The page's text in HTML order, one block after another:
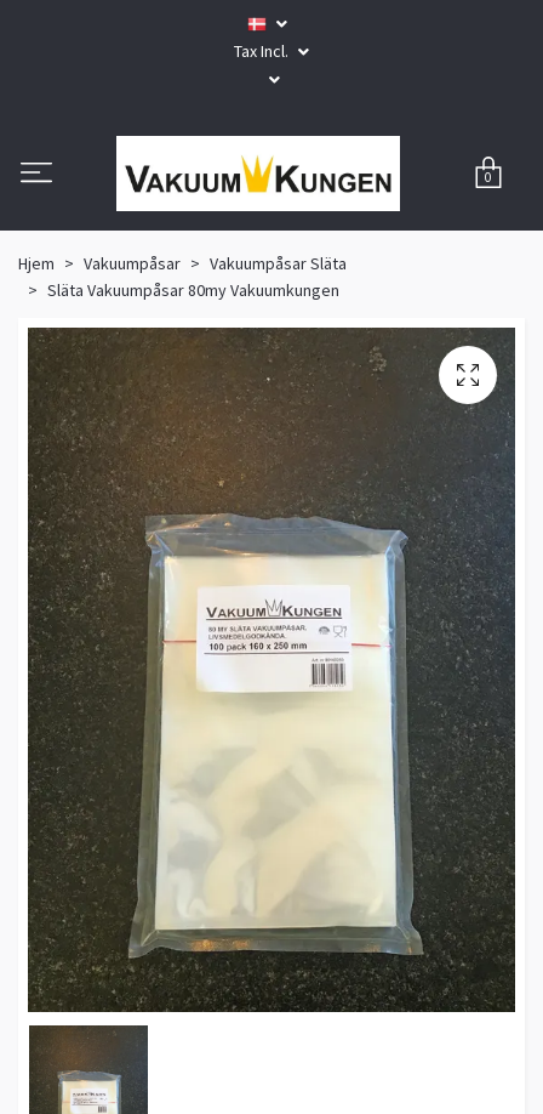
Tax Incl.
0
Hjem Vakuumpåsar
Vakuumpåsar Släta
Släta Vakuumpåsar 80my Vakuumkungen